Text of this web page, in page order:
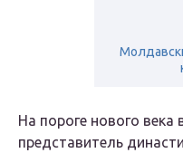
На пороге нового века
представитель